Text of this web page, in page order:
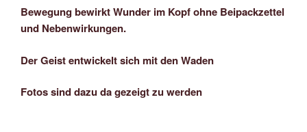
Bewegung bewirkt Wunder im Kopf ohne Beipackzettel
und Nebenwirkungen.
Der Geist entwickelt sich mit den Waden
Fotos sind dazu da gezeigt zu werden